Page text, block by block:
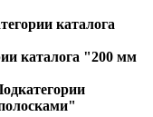
каталога
каталога "200 мм